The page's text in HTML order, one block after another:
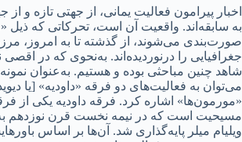
اخبار پیرامون فعالیت یمانی، از جهتی تازه و
به سابقه‌اند. واقعیت آن است، تحرکاتی که ذیل
صورت‌بندی می‌شوند، از گذشته تا به امروز،
جغرافیایی را درنوردیده‌اند. به‌نحوی که در
شاهد چنین مباحثی بوده و هستیم. به‌عنوان
می‌توان به فعالیت‌های دو فرقه «داودیه» [یا
«مورمون‌ها» اشاره کرد. فرقه داودیه یکی از
مسیحیت است که در نیمه نخست قرن نوزدهم
ویلیام میلر پایه‌گذاری شد. آن‌ها بر اساس